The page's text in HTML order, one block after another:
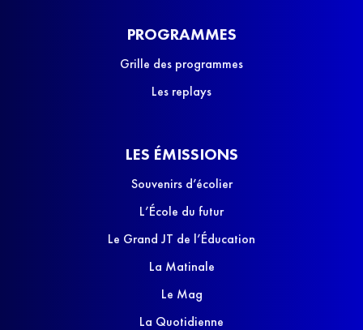
PROGRAMMES
Grille des programmes
Les replays
LES ÉMISSIONS
Souvenirs d’écolier
L’École du futur
Le Grand JT de l’Éducation
La Matinale
Le Mag
La Quotidienne